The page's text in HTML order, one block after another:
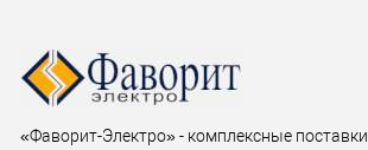
«Фаворит-Электро» - комплексные поставки